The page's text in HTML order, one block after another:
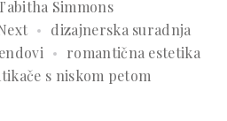
Simmons
dizajnerska suradnja
romantična estetika
s niskom petom